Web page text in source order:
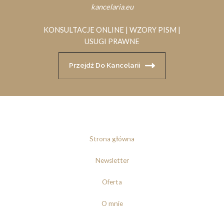
kancelaria.eu
KONSULTACJE ONLINE | WZORY PISM |
USUGI PRAWNE
Przejdź Do Kancelarii
Strona główna
Newsletter
Oferta
O mnie